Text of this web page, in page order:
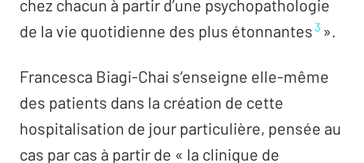
chez chacun à partir d’une psychopathologie
de la vie quotidienne des plus étonnantes3 ».
Francesca Biagi-Chai s’enseigne elle-même
des patients dans la création de cette
hospitalisation de jour particulière, pensée au
cas par cas à partir de « la clinique de